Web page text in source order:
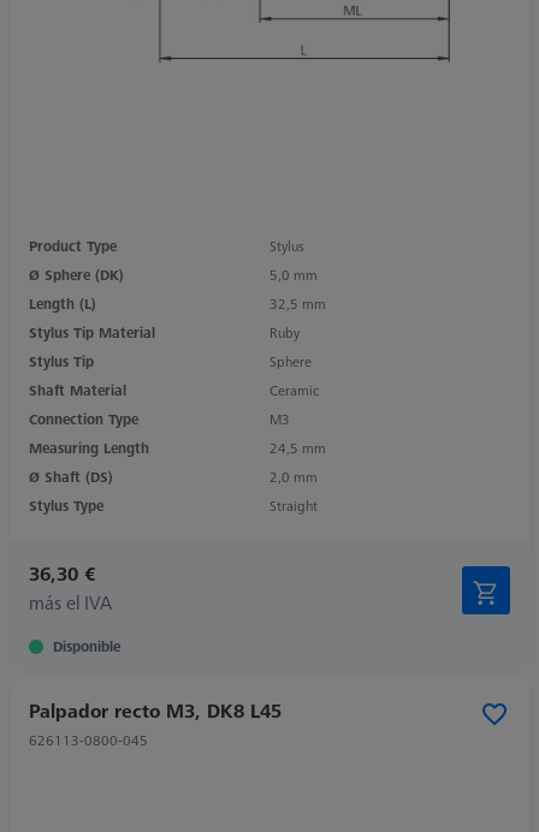
Product Type
Stylus
Ø Sphere (DK)
5,0 mm
Length (L)
32,5 mm
Stylus Tip Material
Ruby
Stylus Tip
Sphere
Shaft Material
Ceramic
Connection Type
M3
Measuring Length
24,5 mm
Ø Shaft (DS)
2,0 mm
Stylus Type
Straight
36,30 €
más el IVA
Disponible
Palpador recto M3, DK8 L45
626113-0800-045